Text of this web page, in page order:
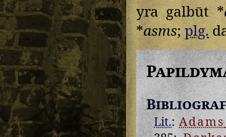
yra galbūt *
*asms;plg.
Lit.:Adams